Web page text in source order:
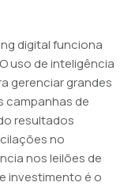
digital funciona
uso de inteligência
gerenciar grandes
campanhas de
resultados
no
nos leilões de
investimento é o